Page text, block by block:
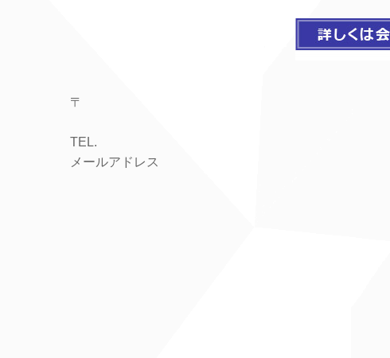
〒
TEL.
メールアドレス